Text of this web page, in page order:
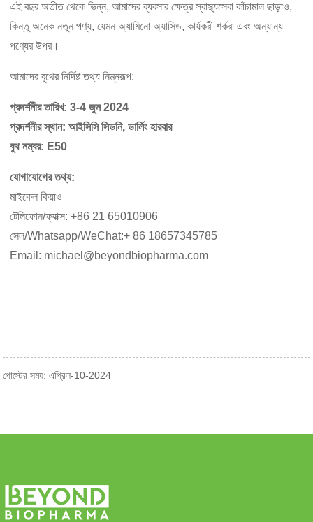
এই বছর অতীত থেকে ভিন্ন, আমাদের ব্যবসার ক্ষেত্র স্বাস্থ্যসেবা কাঁচামাল ছাড়াও,
কিন্তু অনেক নতুন পণ্য, যেমন অ্যামিনো অ্যাসিড, কার্যকরী শর্করা এবং অন্যান্য
পণ্যের উপর।
আমাদের বুথের নির্দিষ্ট তথ্য নিম্নরূপ:
প্রদর্শনীর তারিখ: 3-4 জুন 2024
প্রদর্শনীর স্থান: আইসিসি সিডনি, ডার্লিং হারবার
বুথ নম্বর: E50
যোগাযোগের তথ্য:
মাইকেল কিয়াও
টেলিফোন/ফ্যাক্স: +86 21 65010906
সেল/Whatsapp/WeChat:+ 86 18657345785
Email: michael@beyondbiopharma.com
পোস্টের সময়: এপ্রিল-10-2024